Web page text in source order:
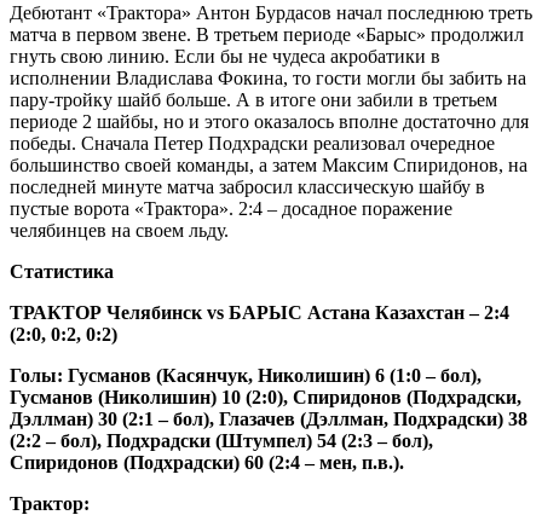
Дебютант «Трактора» Антон Бурдасов начал последнюю треть
матча в первом звене. В третьем периоде «Барыс» продолжил
гнуть свою линию. Если бы не чудеса акробатики в
исполнении Владислава Фокина, то гости могли бы забить на
пару-тройку шайб больше. А в итоге они забили в третьем
периоде 2 шайбы, но и этого оказалось вполне достаточно для
победы. Сначала Петер Подхрадски реализовал очередное
большинство своей команды, а затем Максим Спиридонов, на
последней минуте матча забросил классическую шайбу в
пустые ворота «Трактора». 2:4 – досадное поражение
челябинцев на своем льду.
Статистика
ТРАКТОР Челябинск vs БАРЫС Астана Казахстан – 2:4
(2:0, 0:2, 0:2)
Голы: Гусманов (Касянчук, Николишин) 6 (1:0 – бол),
Гусманов (Николишин) 10 (2:0), Спиридонов (Подхрадски,
Дэллман) 30 (2:1 – бол), Глазачев (Дэллман, Подхрадски) 38
(2:2 – бол), Подхрадски (Штумпел) 54 (2:3 – бол),
Спиридонов (Подхрадски) 60 (2:4 – мен, п.в.).
Трактор: